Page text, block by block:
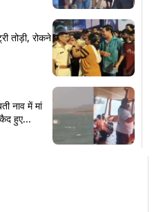
तोड़ी, रोकने
नाव में मां
हुए...